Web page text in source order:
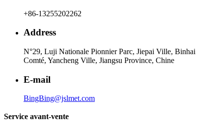
+86-13255202262
Address
N°29, Luji Nationale Pionnier Parc, Jiepai Ville, Binhai
Comté, Yancheng Ville, Jiangsu Province, Chine
E-mail
BingBing@jslmet.com
Service avant-vente